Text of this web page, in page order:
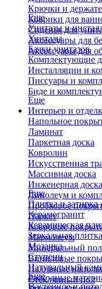
Крючки и
Коврики для
Сиденья для
Аксессуары для
Аксессуары для
Еще
Унитазы и
Унитазы
Бачки унитазов
Комплектующие
Инсталляции и
Писсуары и
Биде и
Еще
Интерьер и
Напольное
Ламинат
Паркетная доска
Ковролин
Искусственная
Массивная доска
Инженерная доска
Линолеум и
Пробковое
Паркет
Ковровые
Мармолеум
Минеральный пол
Виниловые
Наливные
Стеклянный пол
Еще
Плитка и затирка
Керамогранит
Керамическая
Зеркальная плитка
Мозаика
Ступени
Натуральный
Расходные
Еще
Настенное и